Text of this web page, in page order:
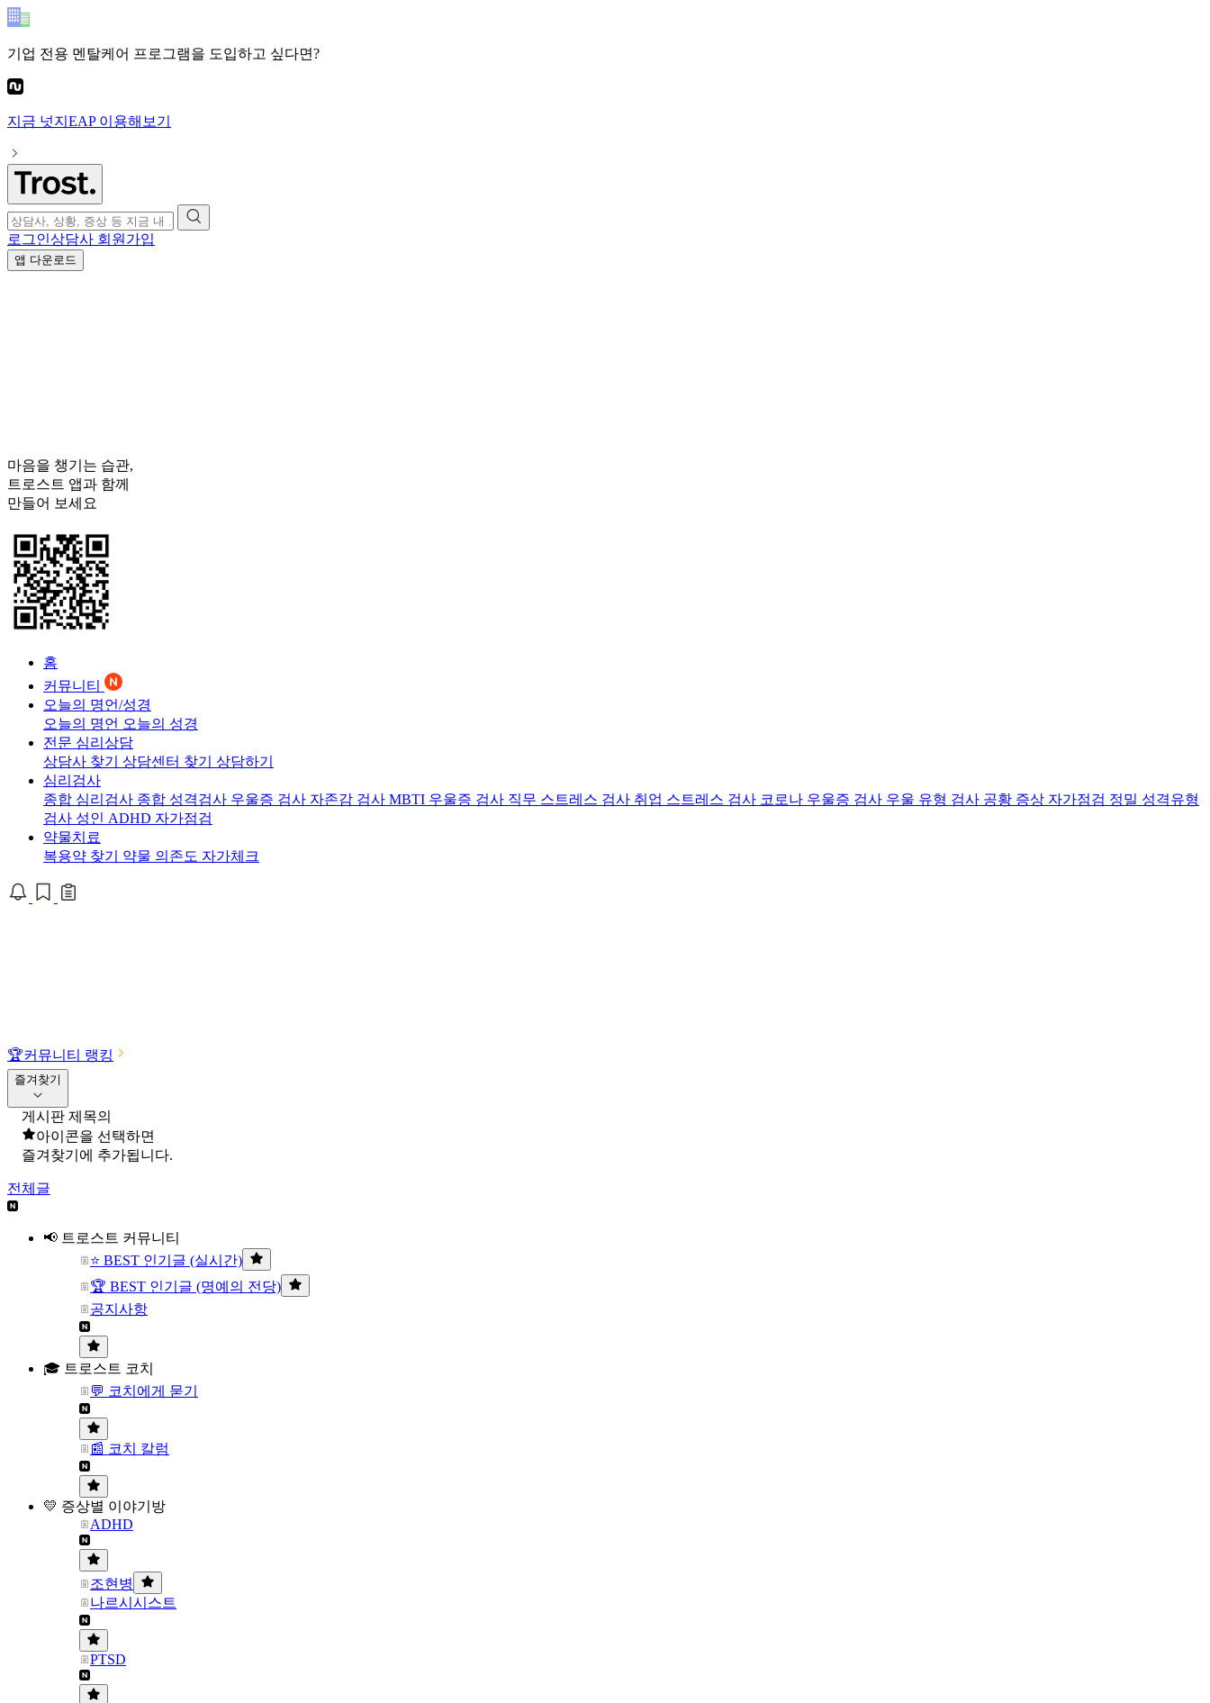
기업 전용 멘탈케어 프로그램을 도입하고 싶다면?
지금 넛지EAP이용해보기
로그인상담사 회원가입
앱 다운로드
마음을 챙기는 습관,
트로스트 앱과 함께
만들어 보세요
홈
커뮤니티
오늘의 명언/성경
오늘의 명언 오늘의 성경
전문 심리상담
상담사 찾기 상담센터 찾기 상담하기
심리검사
종합 심리검사 종합 성격검사 우울증 검사 자존감 검사 MBTI 우울증 검사 직무 스트레스 검사 취업 스트레스 검사 코로나 우울증 검사 우울 유형 검사 공황 증상 자가점검 정밀 성격유형
검사 성인 ADHD 자가점검
약물치료
복용약 찾기 약물 의존도 자가체크
🏆커뮤니티 랭킹
즐겨찾기
게시판 제목의
아이콘을 선택하면
즐겨찾기에 추가됩니다.
전체글
📢 트로스트 커뮤니티
⭐ BEST 인기글 (실시간)
🏆 BEST 인기글 (명예의 전당)
공지사항
🎓 트로스트 코치
💬 코치에게 묻기
📰 코치 칼럼
💛 증상별 이야기방
ADHD
조현병
나르시시스트
PTSD